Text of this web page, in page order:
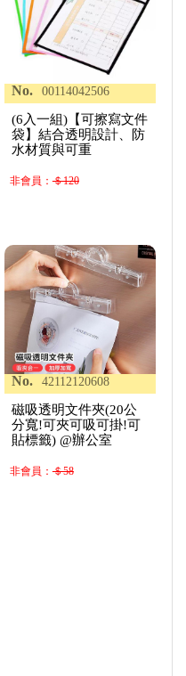
No. 00114042506
(6入一組)【可擦寫文件
袋】結合透明設計、防
水材質與可重
非會員：＄120
No. 42112120608
磁吸透明文件夾(20公
分寬!可夾可吸可掛!可
貼標籤) @辦公室
非會員：＄58